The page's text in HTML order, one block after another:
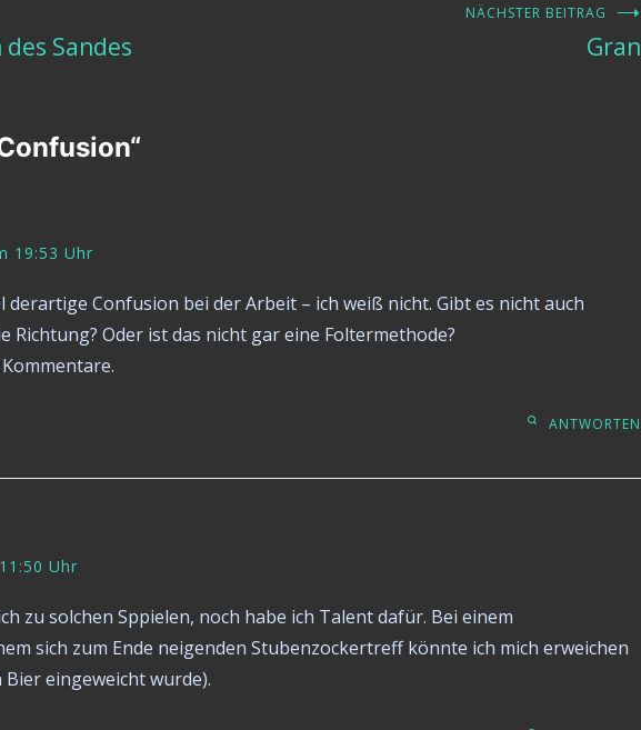
Sandes
NÄCHSTER BEITRAG
Gran
“
19:53 Uhr
derartige Confusion bei der Arbeit – ich weiß nicht. Gibt es nicht auch
Richtung? Oder ist das nicht gar eine Foltermethode?
ANTWORTEN
Uhr
zu solchen Sppielen, noch habe ich Talent dafür. Bei einem
sich zum Ende neigenden Stubenzockertreff könnte ich mich erweichen
eingeweicht wurde).